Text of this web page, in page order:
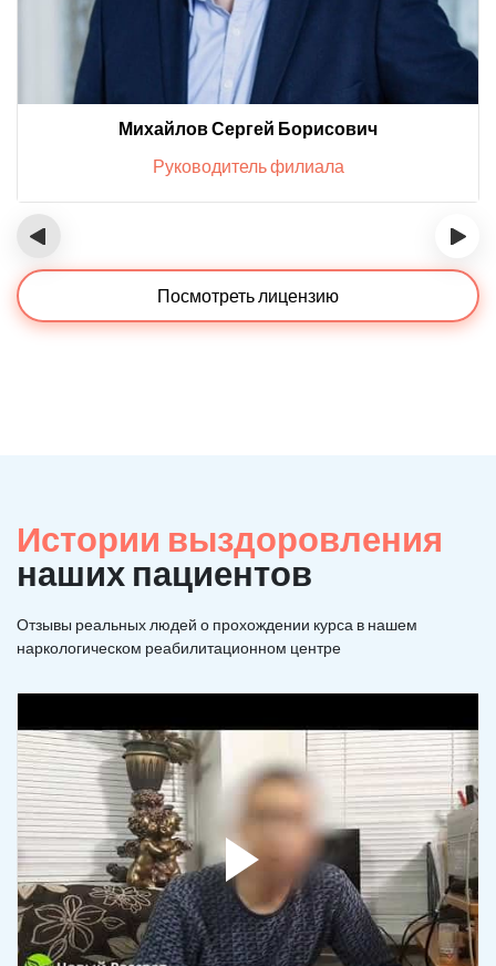
Михайлов Сергей Борисович
Руководитель филиала
‹ ›
Посмотреть лицензию
Истории выздоровления
наших пациентов
Отзывы реальных людей о прохождении курса в нашем
наркологическом реабилитационном центре